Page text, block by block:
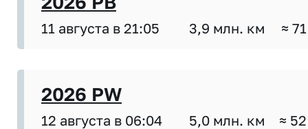
11 августа в 21:05 3,9 млн. км ≈
2026 PW
12 августа в 06:04 5,0 млн. км ≈